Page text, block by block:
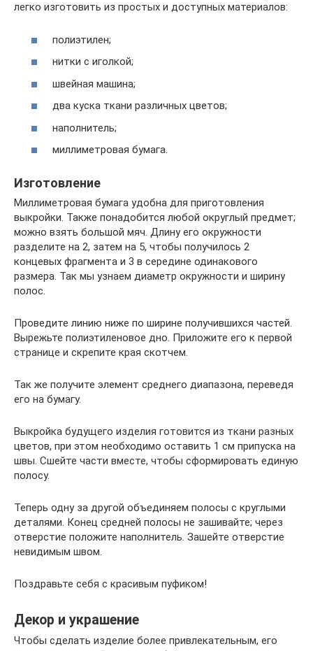
легко изготовить из простых и доступных материалов:
полиэтилен;
нитки с иголкой;
швейная машина;
два куска ткани различных цветов;
наполнитель;
миллиметровая бумага.
Изготовление
Миллиметровая бумага удобна для приготовления
выкройки. Также понадобится любой округлый предмет;
можно взять большой мяч. Длину его окружности
разделите на 2, затем на 5, чтобы получилось 2
концевых фрагмента и 3 в середине одинакового
размера. Так мы узнаем диаметр окружности и ширину
полос.
Проведите линию ниже по ширине получившихся частей.
Вырежьте полиэтиленовое дно. Приложите его к первой
странице и скрепите края скотчем.
Так же получите элемент среднего диапазона, переведя
его на бумагу.
Выкройка будущего изделия готовится из ткани разных
цветов, при этом необходимо оставить 1 см припуска на
швы. Сшейте части вместе, чтобы сформировать единую
полосу.
Теперь одну за другой объединяем полосы с круглыми
деталями. Конец средней полосы не зашивайте; через
отверстие положите наполнитель. Зашейте отверстие
невидимым швом.
Поздравьте себя с красивым пуфиком!
Декор и украшение
Чтобы сделать изделие более привлекательным, его